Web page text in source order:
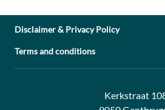
Disclaimer & Privacy Policy
Terms and conditions
Address:
Kerkstraat